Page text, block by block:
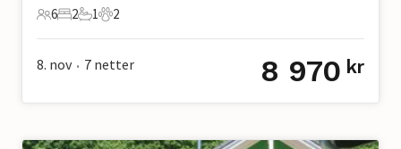
6 Gjester
6
2 Soverom
2
1 Bad
1
2 Kjæledyr
2
8. nov • 7 netter 8 970 kr